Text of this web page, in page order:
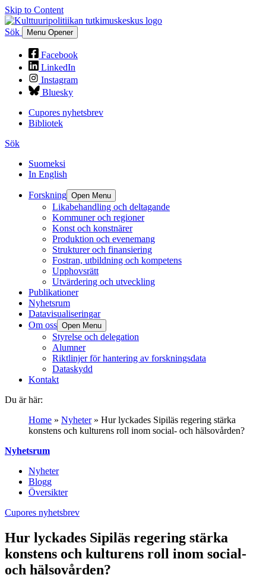
Skip to Content
Sök Menu Opener
Facebook
LinkedIn
Instagram
Bluesky
Cupores nyhetsbrev
Bibliotek
Sök
Suomeksi
In English
Forskning Open Menu
Likabehandling och deltagande
Kommuner och regioner
Konst och konstnärer
Produktion och evenemang
Strukturer och finansiering
Fostran, utbildning och kompetens
Upphovsrätt
Utvärdering och utveckling
Publikationer
Nyhetsrum
Datavisualiseringar
Om oss Open Menu
Styrelse och delegation
Alumner
Riktlinjer för hantering av forskningsdata
Dataskydd
Kontakt
Du är här:
Home » Nyheter» Hur lyckades Sipiläs regering stärka
konstens och kulturens roll inom social- och hälsovården?
Nyhetsrum
Nyheter
Blogg
Översikter
Cupores nyhetsbrev
Hur lyckades Sipiläs regering stärka
konstens och kulturens roll inom social-
och hälsovården?